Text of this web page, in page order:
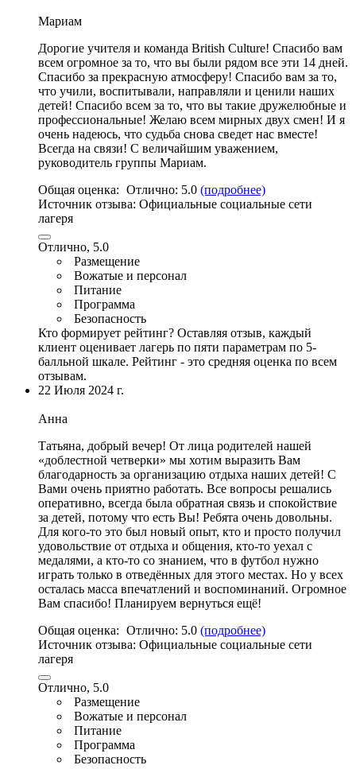
Мариам
Дорогие учителя и команда British Culture! Спасибо вам
всем огромное за то, что вы были рядом все эти 14 дней.
Спасибо за прекрасную атмосферу! Спасибо вам за то,
что учили, воспитывали, направляли и ценили наших
детей! Спасибо всем за то, что вы такие дружелюбные и
профессиональные! Желаю всем мирных двух смен! И я
очень надеюсь, что судьба снова сведет нас вместе!
Всегда на связи! С величайшим уважением,
руководитель группы Мариам.
Общая оценка: Отлично: 5.0 (подробнее)
Источник отзыва: Официальные социальные сети
лагеря
Отлично, 5.0
Размещение
Вожатые и персонал
Питание
Программа
Безопасность
Кто формирует рейтинг? Оставляя отзыв, каждый
клиент оценивает лагерь по пяти параметрам по 5-
балльной шкале. Рейтинг - это средняя оценка по всем
отзывам.
22 Июля 2024 г.
Анна
Татьяна, добрый вечер! От лица родителей нашей
«доблестной четверки» мы хотим выразить Вам
благодарность за организацию отдыха наших детей! С
Вами очень приятно работать. Все вопросы решались
оперативно, всегда была обратная связь и спокойствие
за детей, потому что есть Вы! Ребята очень довольны.
Для кого-то это был новый опыт, кто и просто получил
удовольствие от отдыха и общения, кто-то уехал с
медалями, а кто-то со знанием, что в футбол нужно
играть только в отведённых для этого местах. Но у всех
осталась масса впечатлений и воспоминаний. Огромное
Вам спасибо! Планируем вернуться ещё!
Общая оценка: Отлично: 5.0 (подробнее)
Источник отзыва: Официальные социальные сети
лагеря
Отлично, 5.0
Размещение
Вожатые и персонал
Питание
Программа
Безопасность